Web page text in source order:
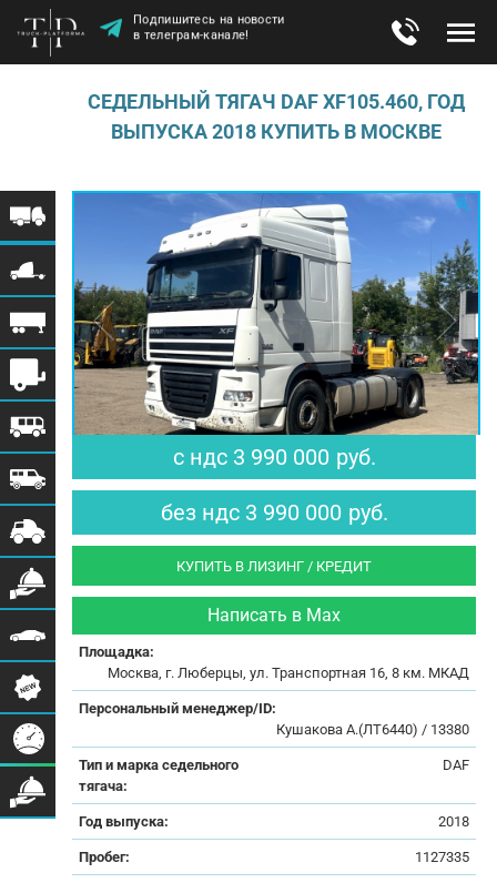
Подпишитесь на новости
в телеграм-канале!
СЕДЕЛЬНЫЙ ТЯГАЧ DAF XF105.460, ГОД
ВЫПУСКА 2018 КУПИТЬ В МОСКВЕ
$ 49 259 € 42 447
с ндс 3 990 000 руб.
без ндс 3 990 000 руб.
КУПИТЬ В ЛИЗИНГ / КРЕДИТ
Написать в Max
Площадка:
Москва, г. Люберцы, ул. Транспортная 16, 8 км. МКАД
Персональный менеджер/ID:
Кушакова А.(ЛТ6440) / 13380
Тип и марка седельного
тягача:
DAF
Год выпуска: 2018
Пробег: 1127335